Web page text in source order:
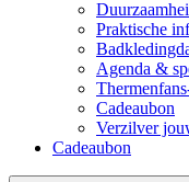
Praktische
Agenda &
Cadeaubon
Verzilver
Cadeaubon